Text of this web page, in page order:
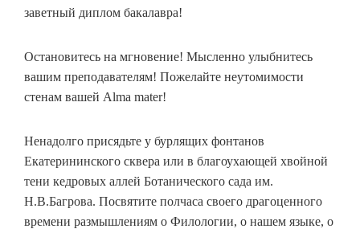
заветный диплом бакалавра!
Остановитесь на мгновение! Мысленно улыбнитесь
вашим преподавателям! Пожелайте неутомимости
стенам вашей Alma mater!
Ненадолго присядьте у бурлящих фонтанов
Екатерининского сквера или в благоухающей хвойной
тени кедровых аллей Ботанического сада им.
Н.В.Багрова. Посвятите полчаса своего драгоценного
времени размышлениям о Филологии, о нашем языке, о